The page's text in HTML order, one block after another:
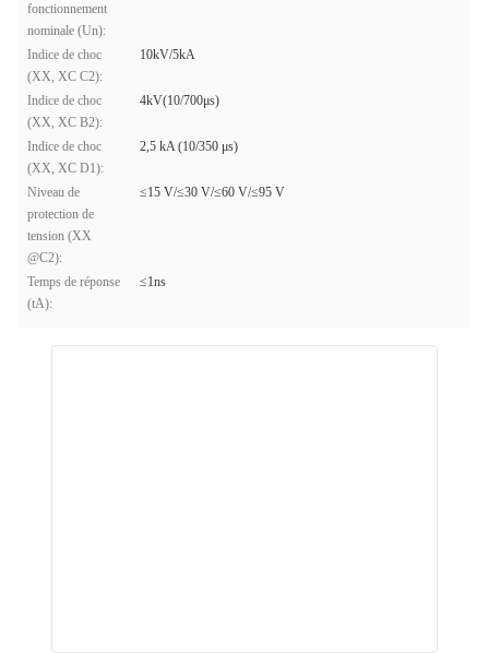
fonctionnement
nominale (Un):
Indice de choc
(XX, XC C2):
10kV/5kA
Indice de choc
(XX, XC B2):
4kV(10/700μs)
Indice de choc
(XX, XC D1):
2,5 kA (10/350 μs)
Niveau de
protection de
tension (XX
@C2):
≤15 V/≤30 V/≤60 V/≤95 V
Temps de réponse
(tA):
≤1ns